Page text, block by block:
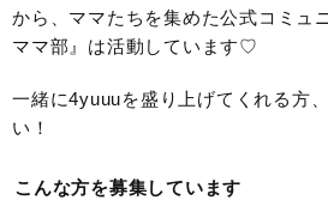
から、ママたちを集めた公式コミュ
ママ部』は活動しています♡
一緒に4yuuuを盛り上げてくれる方
い！
こんな方を募集しています